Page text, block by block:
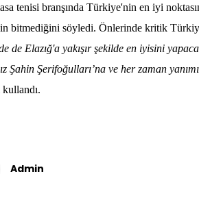
tenisi branşında Türkiye'nin en iyi
bitmediğini söyledi. Önlerinde kritik
de Elazığ'a yakışır şekilde en iyisini
Şahin Şerifoğulları’na ve her zaman
Admin